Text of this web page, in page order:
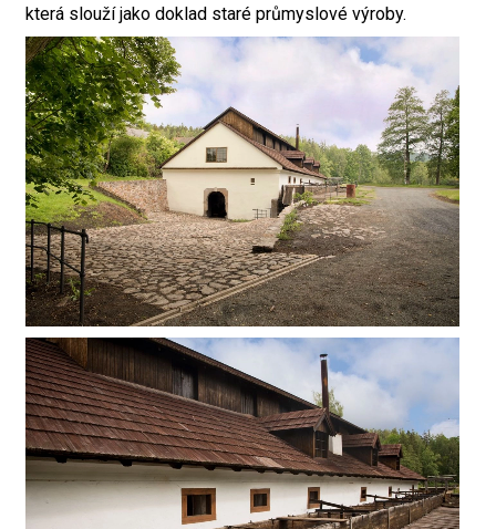
která slouží jako doklad staré průmyslové výroby.